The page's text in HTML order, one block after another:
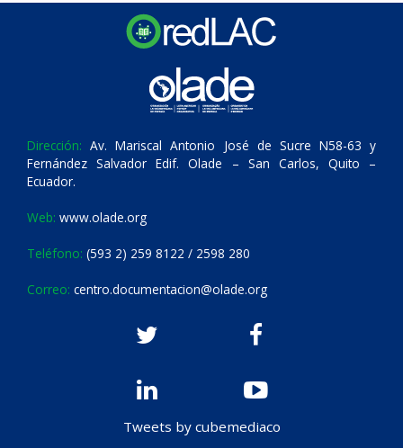
Dirección: Av. Mariscal Antonio José de Sucre N58-63 y
Fernández Salvador Edif. Olade – San Carlos, Quito –
Ecuador.
Web: www.olade.org
Teléfono: (593 2) 259 8122 / 2598 280
Correo: centro.documentacion@olade.org
Tweets by cubemediaco